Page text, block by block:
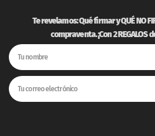
Te revelamos: Qué firmar yQUÉ NO
compraventa. ¡Con 2 REGALOS